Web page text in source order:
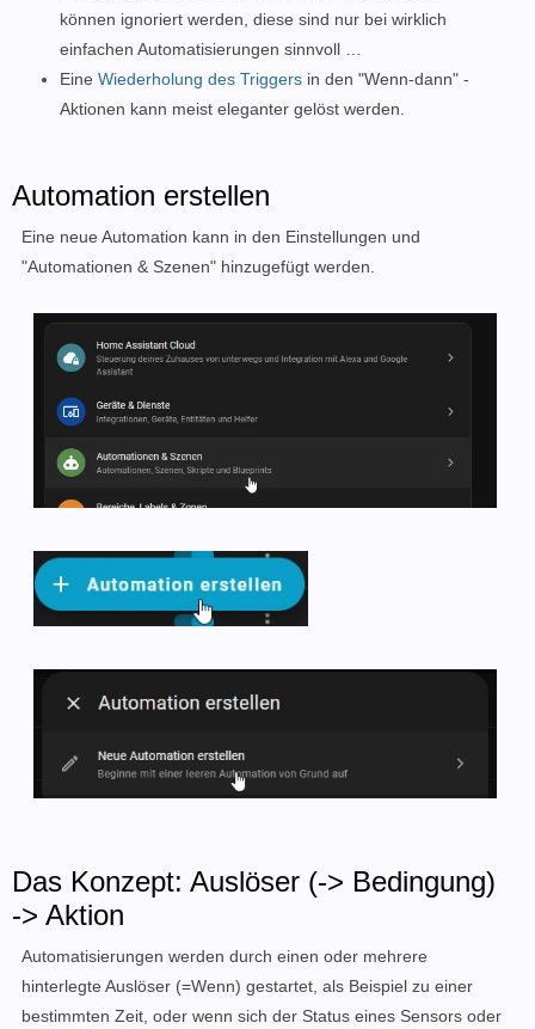
können ignoriert werden, diese sind nur bei wirklich
einfachen Automatisierungen sinnvoll …
Eine Wiederholung des Triggers in den "Wenn-dann" -
Aktionen kann meist eleganter gelöst werden.
Automation erstellen
Eine neue Automation kann in den Einstellungen und
"Automationen & Szenen" hinzugefügt werden.
Das Konzept: Auslöser (-> Bedingung)
-> Aktion
Automatisierungen werden durch einen oder mehrere
hinterlegte Auslöser (=Wenn) gestartet, als Beispiel zu einer
bestimmten Zeit, oder wenn sich der Status eines Sensors oder